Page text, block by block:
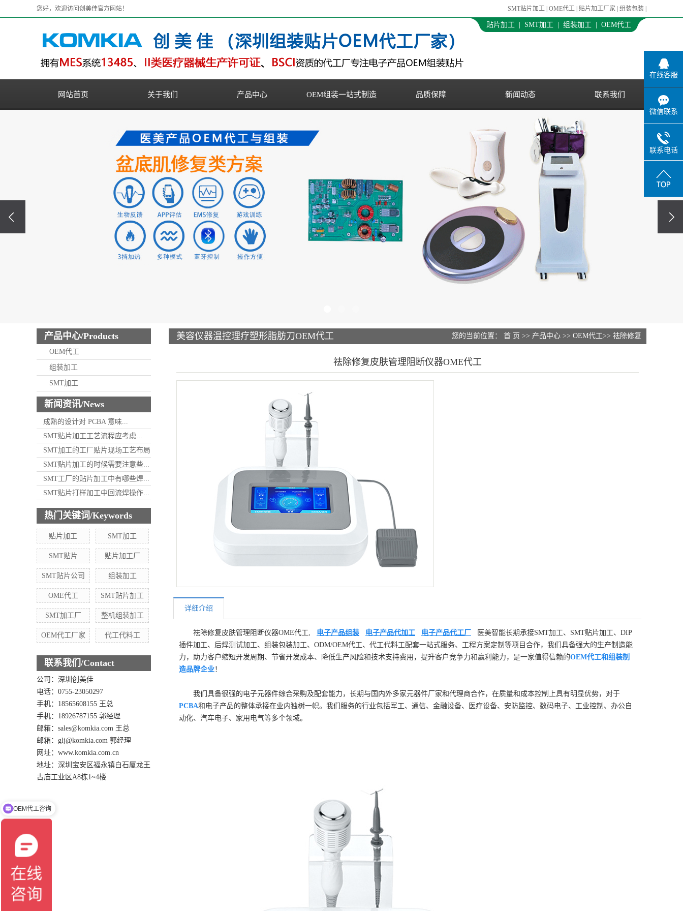
您好，欢迎访问创美佳官方网站！ SMT贴片加工 OME代工 贴片加工厂家 组装包装
贴片加工 | SMT加工 | 组装加工 | OEM代工
网站首页 关于我们 产品中心 OEM组装一站式制造 品质保障 新闻动态 联系我们
产品中心/Products
OEM代工
组装加工
SMT加工
新闻资讯/News
成熟的设计对 PCBA 意味...
SMT贴片加工工艺流程应考虑...
SMT加工的工厂贴片现场工艺布局
SMT贴片加工的时候需要注意些...
SMT工厂的贴片加工中有哪些焊...
SMT贴片打样加工中回流焊操作...
热门关键词/Keywords
贴片加工 SMT加工
SMT贴片 贴片加工厂
SMT贴片公司 组装加工
OME代工 SMT贴片加工
SMT加工厂 整机组装加工
OEM代工厂家 代工代料工
联系我们/Contact
公司：深圳创美佳
电话：0755-23050297
手机：18565608155 王总
手机：18926787155 郭经理
邮箱：sales@komkia.com 王总
邮箱：glj@komkia.com 郭经理
网址：www.komkia.com.cn
地址：深圳宝安区福永镇白石厦龙王
古庙工业区A8栋1~4楼
美容仪器温控理疗塑形脂肪刀OEM代工 您的当前位置： 首 页 >> 产品中心 >> OEM代工>> 祛除修复
祛除修复皮肤管理阻断仪器OME代工
详细介绍
祛除修复皮肤管理阻断仪器OME代工, 电子产品组装 电子产品代加工 电子产品代工厂
医美智能长期承接SMT加工、SMT贴片加工、DIP
插件加工、后焊测试加工、组装包装加工、ODM/OEM代工、代工代料工配套一站式服务、工程方案定制等项目合作，我们具备强大的生产制造能
力，助力客户缩短开发周期、节省开发成本、降低生产风险和技术支持费用，提升客户竞争力和赢利能力，是一家值得信赖的OEM代工和组装制
造品牌企业！
我们具备很强的电子元器件综合采购及配套能力，长期与国内外多家元器件厂家和代理商合作，在质量和成本控制上具有明显优势，对于
PCBA和电子产品的整体承接在业内独树一帜。我们服务的行业包括军工、通信、金融设备、医疗设备、安防监控、数码电子、工业控制、办公自
动化、汽车电子、家用电气等多个领域。
在线客服
微信联系
联系电话
OEM代工咨询
SMT贴片加工咨询